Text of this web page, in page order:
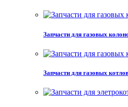
Запчасти для газовых
Запчасти для газовых